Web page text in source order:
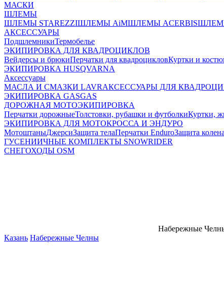
МАСКИ
ШЛЕМЫ
ШЛЕМЫ STAREZZIШЛЕМЫ AiMШЛЕМЫ ACERBIS
АКСЕССУАРЫ
ПодшлемникиТермобелье
ЭКИПИРОВКА ДЛЯ КВАДРОЦИКЛОВ
Вейдерсы и брюкиПерчатки для квадроцикловКуртки и
ЭКИПИРОВКА HUSQVARNA
Аксессуары
МАСЛА И СМАЗКИ LAVRАКСЕССУАРЫ ДЛЯ
ЭКИПИРОВКА GASGAS
ДОРОЖНАЯ МОТОЭКИПИРОВКА
Перчатки дорожныеТолстовки, рубашки и футболкиКуртки,
ЭКИПИРОВКА ДЛЯ МОТОКРОССА И ЭНДУРО
МотоштаныДжерсиЗащита телаПерчатки EnduroЗащита колена
ГУСЕНИИЧНЫЕ КОМПЛЕКТЫ SNOWRIDER
СНЕГОХОДЫ OSM
Набережные
Казань Набережные Челны